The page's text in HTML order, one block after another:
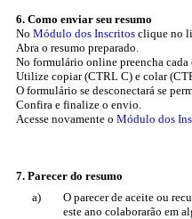
6. Como enviar seu resumo
No Módulo dos Inscritos clique no
Abra o resumo preparado.
No formulário online preencha
Utilize copiar (CTRL C) e colar
O formulário se desconectará se
Confira e finalize o envio.
Acesse novamente o Módulo dos
7. Parecer do resumo
a)
O parecer de aceite ou
este ano colaborarão em